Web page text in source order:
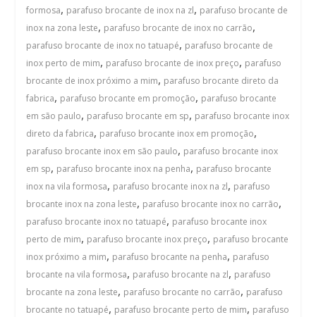
formosa, parafuso brocante de inox na zl, parafuso brocante de
inox na zona leste, parafuso brocante de inox no carrão,
parafuso brocante de inox no tatuapé, parafuso brocante de
inox perto de mim, parafuso brocante de inox preço, parafuso
brocante de inox próximo a mim, parafuso brocante direto da
fabrica, parafuso brocante em promoção, parafuso brocante
em são paulo, parafuso brocante em sp, parafuso brocante inox
direto da fabrica, parafuso brocante inox em promoção,
parafuso brocante inox em são paulo, parafuso brocante inox
em sp, parafuso brocante inox na penha, parafuso brocante
inox na vila formosa, parafuso brocante inox na zl, parafuso
brocante inox na zona leste, parafuso brocante inox no carrão,
parafuso brocante inox no tatuapé, parafuso brocante inox
perto de mim, parafuso brocante inox preço, parafuso brocante
inox próximo a mim, parafuso brocante na penha, parafuso
brocante na vila formosa, parafuso brocante na zl, parafuso
brocante na zona leste, parafuso brocante no carrão, parafuso
brocante no tatuapé, parafuso brocante perto de mim, parafuso